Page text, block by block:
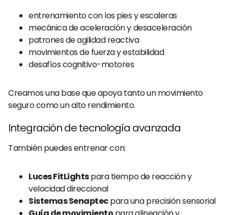
entrenamiento con los pies y escaleras
mecánica de aceleración y desaceleración
patrones de agilidad reactiva
movimientos de fuerza y estabilidad
desafíos cognitivo-motores
Creamos una base que apoya tanto un movimiento
seguro como un alto rendimiento.
Integración de tecnología avanzada
También puedes entrenar con:
Luces FitLightspara tiempo de reacción y
velocidad direccional
Sistemas Senaptecpara una precisión sensorial